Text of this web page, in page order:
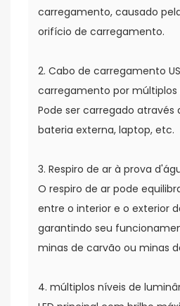
carregamento, causado
orifício de carregamento.
2. Cabo de carregamento
carregamento por múltiplos
Pode ser carregado através
bateria externa, laptop, etc.
3. Respiro de ar à prova
O respiro de ar pode
entre o interior e o exterior
garantindo seu
minas de carvão ou minas
4. múltiplos níveis de